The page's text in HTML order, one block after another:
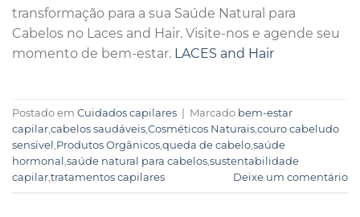
transformação para a sua Saúde Natural para
Cabelos no Laces and Hair. Visite-nos e agende seu
momento de bem-estar. LACES and Hair
Postado em Cuidados capilares Marcado bem-estar
capilar cabelos saudáveis Cosméticos Naturais couro cabeludo
sensível Produtos Orgânicos queda de cabelo saúde
hormonal saúde natural para cabelos sustentabilidade
capilar tratamentos capilares Deixe um comentário